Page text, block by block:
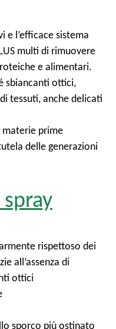
e l’efficace sistema
multi di rimuovere
e alimentari.
sbiancanti ottici,
tessuti, anche delicati
prime
delle generazioni
rispettoso dei
all’assenza di
ottici
sporco più ostinato